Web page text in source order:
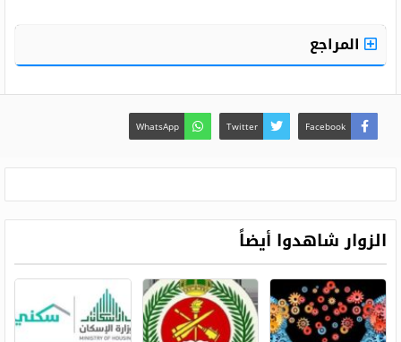
المراجع
Facebook
Twitter
WhatsApp
الزوار شاهدوا أيضاً